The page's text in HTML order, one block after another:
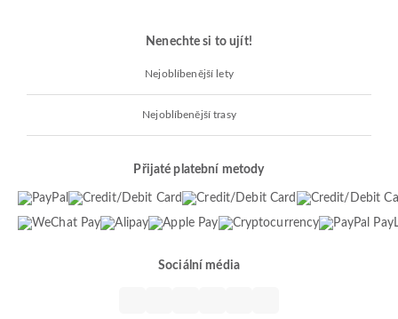
Nenechte si to ujít!
Nejoblíbenější lety
Nejoblíbenější trasy
Přijaté platební metody
Sociální média